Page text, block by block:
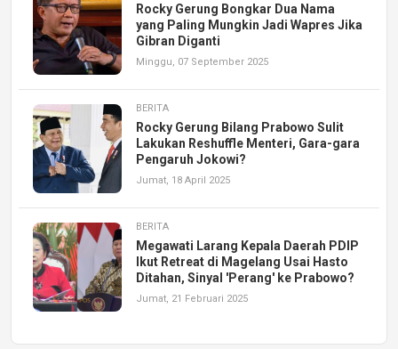
Rocky Gerung Bongkar Dua Nama
yang Paling Mungkin Jadi Wapres Jika
Gibran Diganti
Minggu, 07 September 2025
BERITA
Rocky Gerung Bilang Prabowo Sulit
Lakukan Reshuffle Menteri, Gara-gara
Pengaruh Jokowi?
Jumat, 18 April 2025
BERITA
Megawati Larang Kepala Daerah PDIP
Ikut Retreat di Magelang Usai Hasto
Ditahan, Sinyal 'Perang' ke Prabowo?
Jumat, 21 Februari 2025